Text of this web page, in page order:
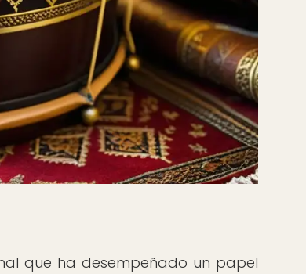
que ha desempeñado un papel